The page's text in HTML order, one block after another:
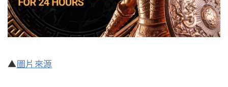
▲圖片來源